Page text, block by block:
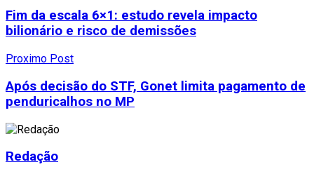
Fim da escala 6×1: estudo revela impacto
bilionário e risco de demissões
Proximo Post
Após decisão do STF, Gonet limita pagamento de
penduricalhos no MP
Redação